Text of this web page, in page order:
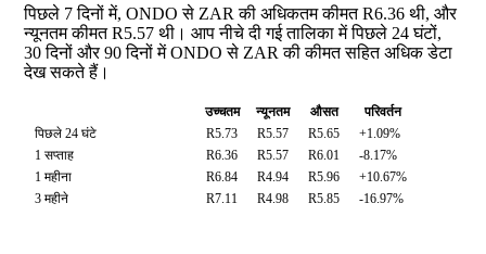
पिछले 7 दिनों में, ONDO से ZAR की अधिकतम कीमत R6.36 थी, और
न्यूनतम कीमत R5.57 थी। आप नीचे दी गई तालिका में पिछले 24 घंटों,
30 दिनों और 90 दिनों में ONDO से ZAR की कीमत सहित अधिक डेटा
देख सकते हैं।
उच्चतम न्यूनतम औसत
परिवर्तन
पिछले 24 घंटे
R5.73 R5.57 R5.65
+1.09%
1 सप्ताह
R6.36 R5.57 R6.01
-8.17%
1 महीना
R6.84 R4.94 R5.96
+10.67%
3 महीने
R7.11 R4.98 R5.85 -16.97%